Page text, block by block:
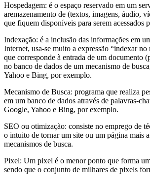
Hospedagem: é o espaço reservado em um
aremazenamento de (textos, imagens, áudio,
que fiquem disponíveis para serem acessados
Indexação: é a inclusão das informações em
Internet, usa-se muito a expressão “indexar no
que corresponde à entrada de um documento
no banco de dados de um mecanismo de
Yahoo e Bing, por exemplo.
Mecanismo de Busca: programa que realiza
em um banco de dados através de palavras-
Google, Yahoo e Bing, por exemplo.
SEO ou otimização: consiste no emprego de
o intuito de tornar um site ou um página mais
mecanismos de busca.
Pixel: Um pixel é o menor ponto que forma
sendo que o conjunto de milhares de pixels